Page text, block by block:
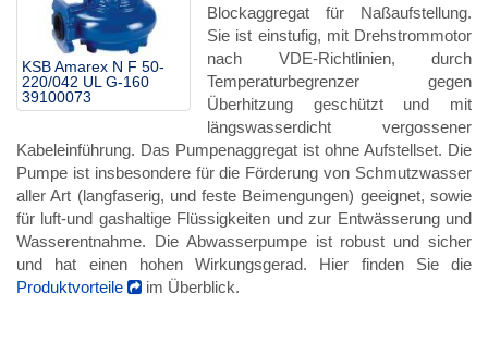
KSB Amarex N F 50-
220/042 UL G-160
39100073
Blockaggregat für Naßaufstellung.
Sie ist einstufig, mit Drehstrommotor
nach VDE-Richtlinien, durch
Temperaturbegrenzer gegen
Überhitzung geschützt und mit
längswasserdicht vergossener
Kabeleinführung. Das Pumpenaggregat ist ohne Aufstellset. Die
Pumpe ist insbesondere für die Förderung von Schmutzwasser
aller Art (langfaserig, und feste Beimengungen) geeignet, sowie
für luft-und gashaltige Flüssigkeiten und zur Entwässerung und
Wasserentnahme. Die Abwasserpumpe ist robust und sicher
und hat einen hohen Wirkungsgerad. Hier finden Sie die
Produktvorteile
im Überblick.